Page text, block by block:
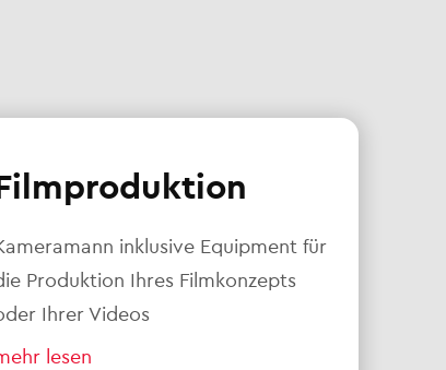
inklusive Equipment für
Produktion Ihres Filmkonzepts
Ihrer Videos
lesen